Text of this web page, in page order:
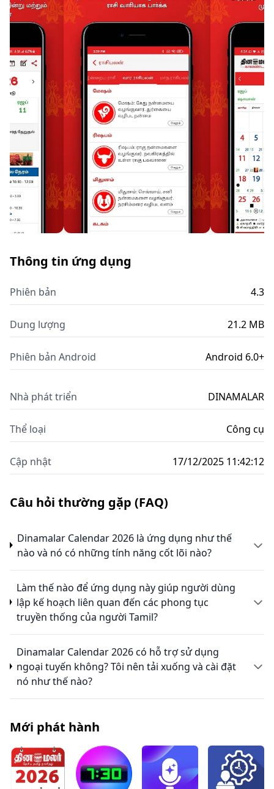
Thông tin ứng dụng
Phiên bản 4.3
Dung lượng 21.2 MB
Phiên bản Android Android 6.0+
Nhà phát triển DINAMALAR
Thể loại Công cụ
Cập nhật 17/12/2025 11:42:12
Câu hỏi thường gặp (FAQ)
Dinamalar Calendar 2026 là ứng dụng như thế
nào và nó có những tính năng cốt lõi nào?
Làm thế nào để ứng dụng này giúp người dùng
lập kế hoạch liên quan đến các phong tục
truyền thống của người Tamil?
Dinamalar Calendar 2026 có hỗ trợ sử dụng
ngoại tuyến không? Tôi nên tải xuống và cài đặt
nó như thế nào?
Mới phát hành